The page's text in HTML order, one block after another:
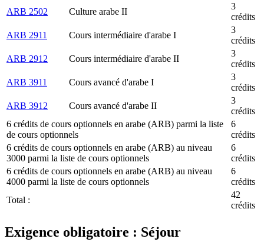
ARB 2502
Culture arabe II
3
crédits
ARB 2911
Cours intermédiaire d'arabe I
3
crédits
ARB 2912
Cours intermédiaire d'arabe II
3
crédits
ARB 3911
Cours avancé d'arabe I
3
crédits
ARB 3912
Cours avancé d'arabe II
3
crédits
6 crédits de cours optionnels en arabe (ARB) parmi la liste
de cours optionnels
6
crédits
6 crédits de cours optionnels en arabe (ARB) au niveau
3000 parmi la liste de cours optionnels
6
crédits
6 crédits de cours optionnels en arabe (ARB) au niveau
4000 parmi la liste de cours optionnels
6
crédits
Total :
42
crédits
Exigence obligatoire : Séjour